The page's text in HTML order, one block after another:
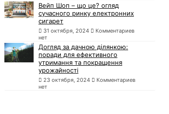
Вейп Шоп – що це? огляд
сучасного ринку електронних
сигарет
31 октября, 2024
Комментариев
нет
Догляд за дачною ділянкою:
поради для ефективного
утримання та покращення
урожайності
23 октября, 2024
Комментариев
нет